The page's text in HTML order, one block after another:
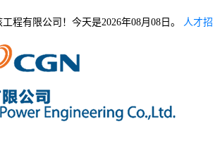
程有限公司！今天是2026年08月08日。
人才招